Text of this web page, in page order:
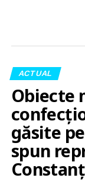
ACTUAL
Obiecte
găsite
spun